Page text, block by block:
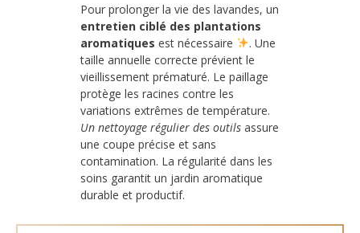
Pour prolonger la vie des lavandes, un
entretien ciblé des plantations
aromatiques est nécessaire
. Une
taille annuelle correcte prévient le
vieillissement prématuré. Le paillage
protège les racines contre les
variations extrêmes de température.
Un nettoyage régulier des outils assure
une coupe précise et sans
contamination. La régularité dans les
soins garantit un jardin aromatique
durable et productif.